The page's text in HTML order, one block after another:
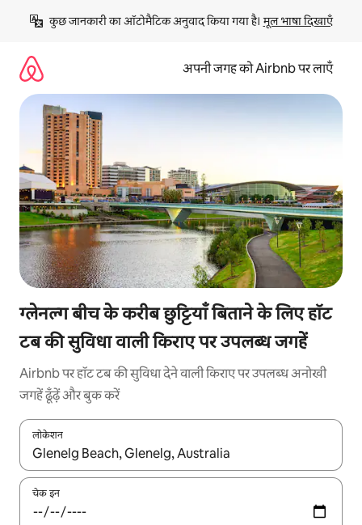
छोड़कर
कॉन्टेंट
कुछ जानकारी का ऑटोमैटिक अनुवाद किया गया है। मूल भाषा दिखाएँ
अपनी जगह को Airbnb पर लाएँ
ग्लेनल्ग बीच के करीब छुट्टियाँ बिताने के लिए हॉट
टब की सुविधा वाली किराए पर उपलब्ध जगहें
Airbnb पर हॉट टब की सुविधा देने वाली किराए पर उपलब्ध अनोखी
जगहें ढूँढ़ें और बुक करें
लोकेशन
नतीजों के उपलब्ध होने पर, अप और डाउन 'ऐरो की' का इस्तेमाल करके नेविगेट
चेक इन